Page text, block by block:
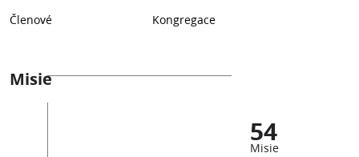
Členové Kongregace
Misie
54
Misie